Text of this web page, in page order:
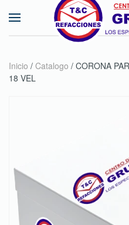
Skip to main content
Inicio / Catalogo / CORONA
18 VEL